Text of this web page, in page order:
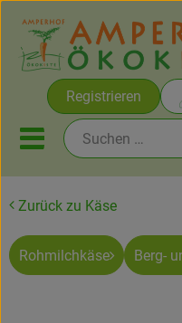
Registrieren
Mobiles
Zurück zu Käse
Rohmilchkäse Berg-